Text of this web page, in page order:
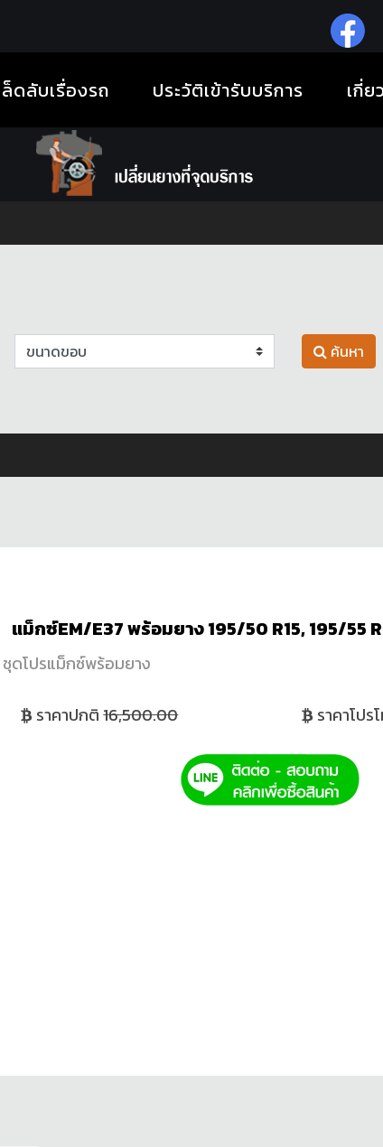
ล็ดลับเรื่องรถ ประวัติเข้ารับบริการ เกี่ย
ค้นหา
แม็กซ์EM/E37 พร้อมยาง 195/50 R15, 195/55
ชุดโปรแม็กซ์พร้อมยาง
ราคาปกติ16,500.00 ราคาโปร